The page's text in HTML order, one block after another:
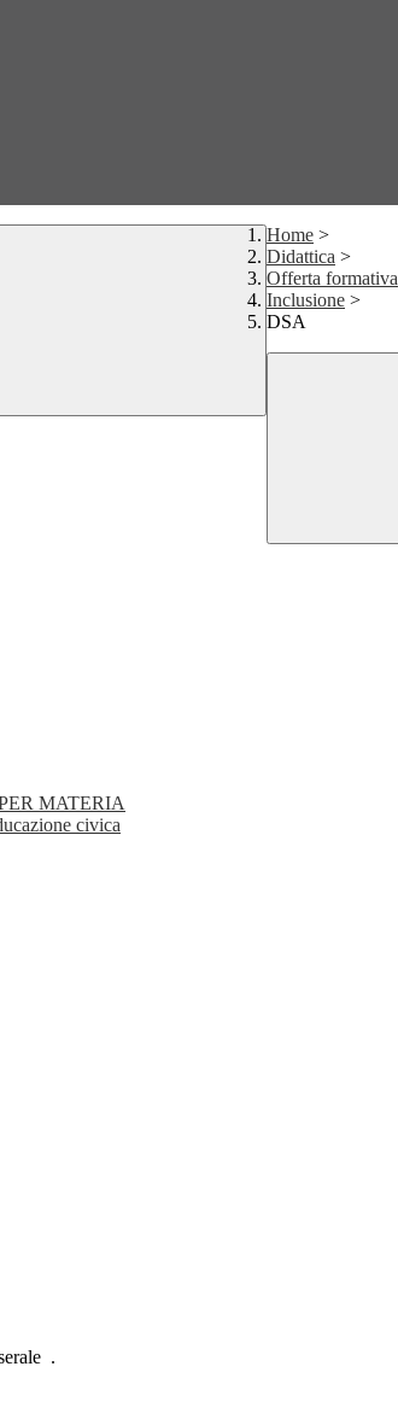
Home >
Didattica >
Offerta formativa
Inclusione >
DSA
MATERIA
civica
.